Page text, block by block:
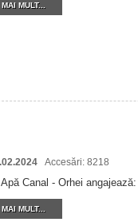
MULT...
Accesări: 8218
Canal - Orhei angajează:
MULT...